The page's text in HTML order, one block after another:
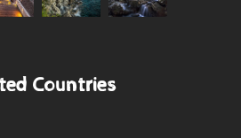
Countries